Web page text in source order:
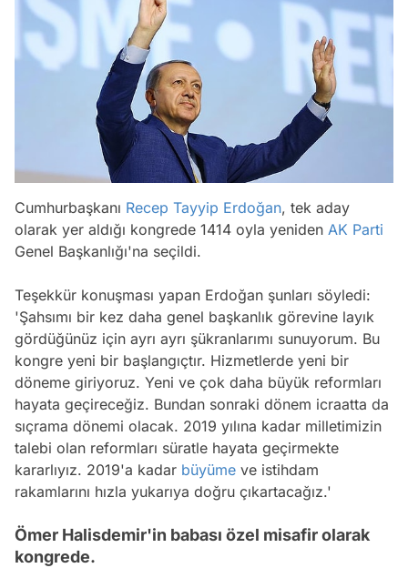
Cumhurbaşkanı Recep Tayyip Erdoğan, tek aday
olarak yer aldığı kongrede 1414 oyla yeniden AK Parti
Genel Başkanlığı'na seçildi.
Teşekkür konuşması yapan Erdoğan şunları söyledi:
'Şahsımı bir kez daha genel başkanlık görevine layık
gördüğünüz için ayrı ayrı şükranlarımı sunuyorum. Bu
kongre yeni bir başlangıçtır. Hizmetlerde yeni bir
döneme giriyoruz. Yeni ve çok daha büyük reformları
hayata geçireceğiz. Bundan sonraki dönem icraatta da
sıçrama dönemi olacak. 2019 yılına kadar milletimizin
talebi olan reformları süratle hayata geçirmekte
kararlıyız. 2019'a kadar büyüme ve istihdam
rakamlarını hızla yukarıya doğru çıkartacağız.'
Ömer Halisdemir'in babası özel misafir olarak
kongrede.